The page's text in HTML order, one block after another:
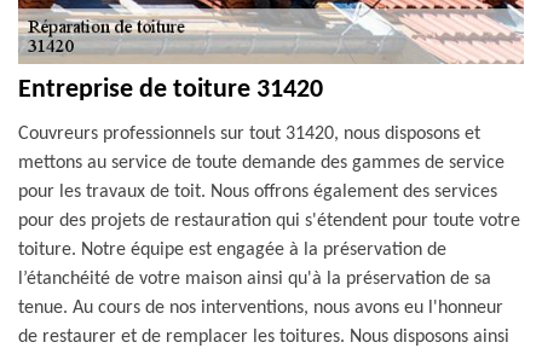
Entreprise de toiture 31420
Couvreurs professionnels sur tout 31420, nous disposons et
mettons au service de toute demande des gammes de service
pour les travaux de toit. Nous offrons également des services
pour des projets de restauration qui s'étendent pour toute votre
toiture. Notre équipe est engagée à la préservation de
l’étanchéité de votre maison ainsi qu'à la préservation de sa
tenue. Au cours de nos interventions, nous avons eu l'honneur
de restaurer et de remplacer les toitures. Nous disposons ainsi